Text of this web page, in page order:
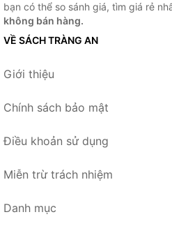
bạn có thể so sánh giá, tìm giá rẻ
không bán hàng.
VỀ SÁCH TRÀNG AN
Giới thiệu
Chính sách bảo mật
Điều khoản sử dụng
Miễn trừ trách nhiệm
Danh mục